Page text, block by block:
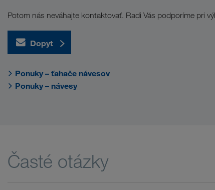
Potom nás neváhajte kontaktovať. Radi Vás podporíme pri
Dopyt
Ponuky – ťahače návesov
Ponuky – návesy
Časté otázky